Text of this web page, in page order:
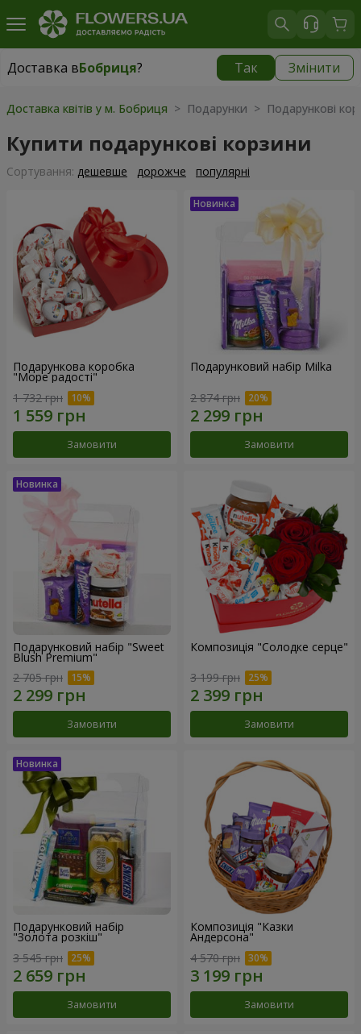
Доставка вБобриця? Так Змінити
Доставка вБобриця|
Доставка квітів у м. Бобриця > Подарунки > Подарункові
Купити подарункові корзини
Сортування: дешевше дорожче популярні
Подарункова коробка
"Море радості"
1 732 грн
Замовити
Подарунковий набір Milka
2 874 грн
Замовити
Подарунковий набір "Sweet
Blush Premium"
2 705 грн
Замовити
Композиція "Солодке серце"
3 199 грн
Замовити
Подарунковий набір
"Золота розкіш"
3 545 грн
Замовити
Композиція "Казки
Андерсона"
4 570 грн
Замовити